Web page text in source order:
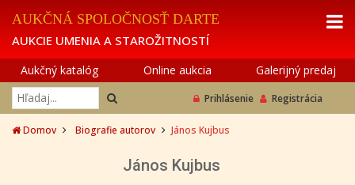
AUKČNÁ SPOLOČNOSŤ DARTE
AUKCIE UMENIA A STAROŽITNOSTÍ
Aukčný katalóg Online aukcia Galerijný predaj
Prihlásenie Registrácia
Domov Biografie autorov János Kujbus
János Kujbus